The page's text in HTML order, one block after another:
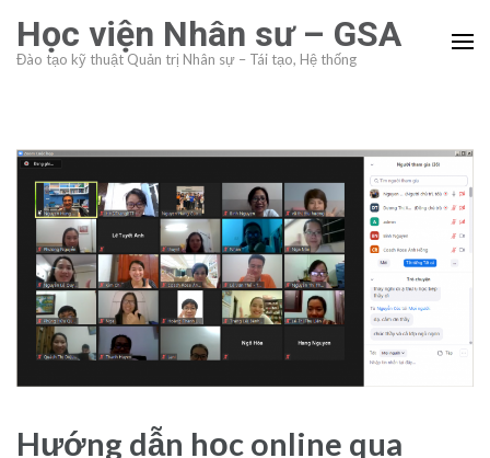
content
Học viện Nhân sư – GSA
Đào tạo kỹ thuật Quản trị Nhân sự – Tái tạo, Hệ thống
Hướng dẫn học online qua